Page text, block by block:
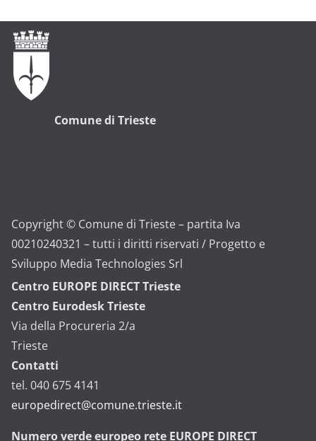
Comune di Trieste
Copyright © Comune di Trieste – partita Iva
00210240321 – tutti i diritti riservati / Progetto e
Sviluppo Media Technologies Srl
Centro EUROPE DIRECT Trieste
Centro Eurodesk Trieste
Via della Procureria 2/a
Trieste
Contatti
tel. 040 675 4141
europedirect@comune.trieste.it
Numero verde europeo rete EUROPE DIRECT